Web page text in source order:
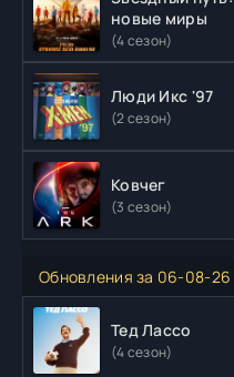
новые миры
(4 сезон)
Люди Икс '97
(2 сезон)
Ковчег
(3 сезон)
Обновления за 06-08-26
Тед Лассо
(4 сезон)